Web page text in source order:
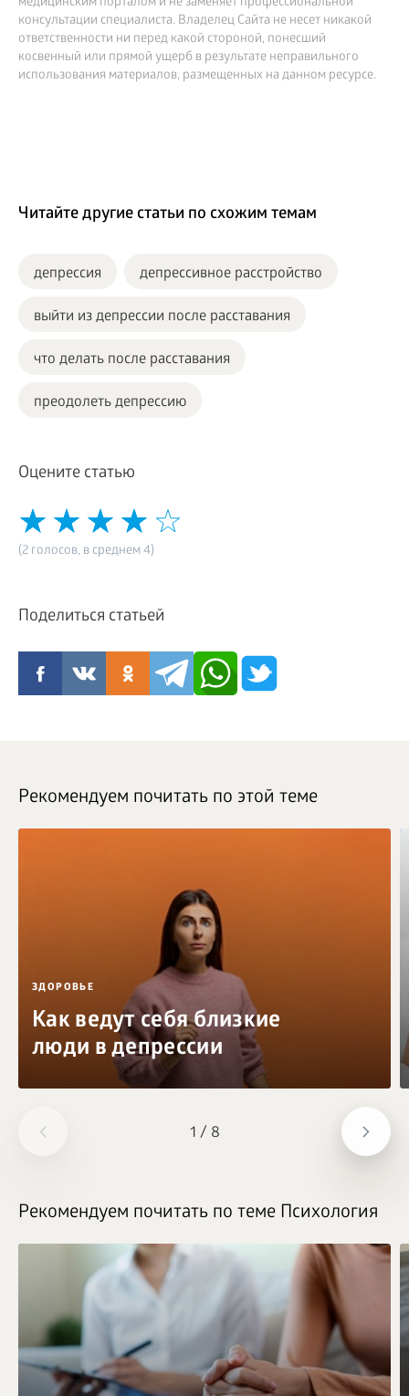
медицинским порталом и не заменяет профессиональной
консультации специалиста. Владелец Сайта не несет никакой
ответственности ни перед какой стороной, понесший
косвенный или прямой ущерб в результате неправильного
использования материалов, размещенных на данном ресурсе.
Читайте другие статьи по схожим темам
депрессия депрессивное расстройство
выйти из депрессии после расставания
что делать после расставания
преодолеть депрессию
Оцените статью
(2 голосов, в среднем 4)
Поделиться статьей
1 / 8
Рекомендуем почитать по этой теме
ЗДОРОВЬЕ
Как ведут себя близкие
люди в депрессии
Рекомендуем почитать по теме Психология